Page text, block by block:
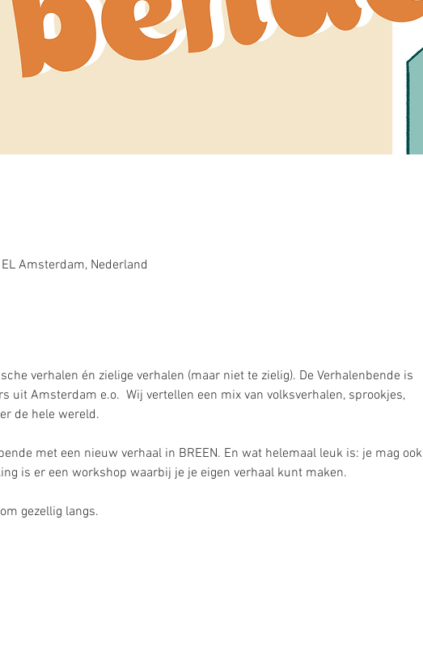
Amsterdam, Nederland
verhalen én zielige verhalen (maar niet te zielig). De Verhalenbende is
uit Amsterdam e.o.  Wij vertellen een mix van volksverhalen, sprookjes,
de hele wereld.
met een nieuw verhaal in BREEN. En wat helemaal leuk is: je mag ook
is er een workshop waarbij je je eigen verhaal kunt maken.
gezellig langs.